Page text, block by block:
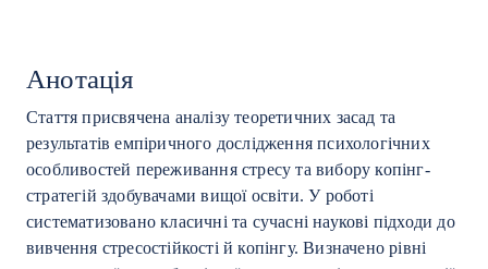
Анотація
Стаття присвячена аналізу теоретичних засад та
результатів емпіричного дослідження психологічних
особливостей переживання стресу та вибору копінг-
стратегій здобувачами вищої освіти. У роботі
систематизовано класичні та сучасні наукові підходи до
вивчення стресостійкості й копінгу. Визначено рівні